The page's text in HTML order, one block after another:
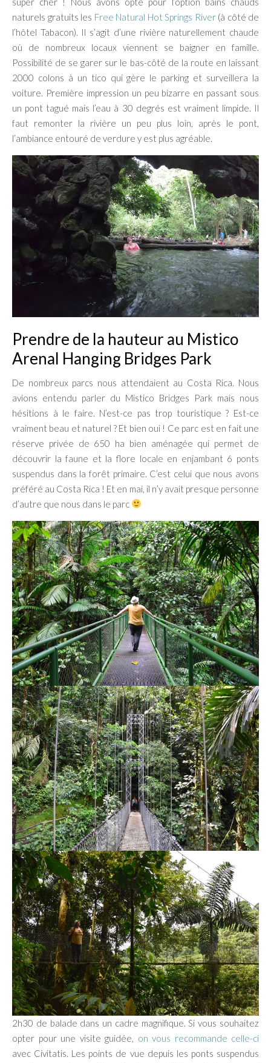
naturels gratuits les Free Natural Hot Springs River(à côté de
l’hôtel Tabacon). Il s’agit d’une rivière naturellement chaude
où de nombreux locaux viennent se baigner en famille.
Possibilité de se garer sur le bas-côté de la route en laissant
2000 colons à un tico qui gère le parking et surveillera la
voiture. Première impression un peu bizarre en passant sous
un pont tagué mais l’eau à 30 degrés est vraiment limpide. Il
faut remonter la rivière un peu plus loin, après le pont,
l’ambiance entouré de verdure y est plus agréable.
Prendre de la hauteur au Mistico
Arenal Hanging Bridges Park
De nombreux parcs nous attendaient au Costa Rica. Nous
avions entendu parler du Mistico Bridges Park mais nous
hésitions à le faire. N’est-ce pas trop touristique ? Est-ce
vraiment beau et naturel ? Et bien oui ! Ce parc est en fait une
réserve privée de 650 ha bien aménagée qui permet de
découvrir la faune et la flore locale en enjambant 6 ponts
suspendus dans la forêt primaire. C’est celui que nous avons
préféré au Costa Rica ! Et en mai, il n’y avait presque personne
d’autre que nous dans le parc
2h30 de balade dans un cadre magnifique. Si vous souhaitez
opter pour une visite guidée, on vous recommande celle-ci
avec Civitatis. Les points de vue depuis les ponts suspendus